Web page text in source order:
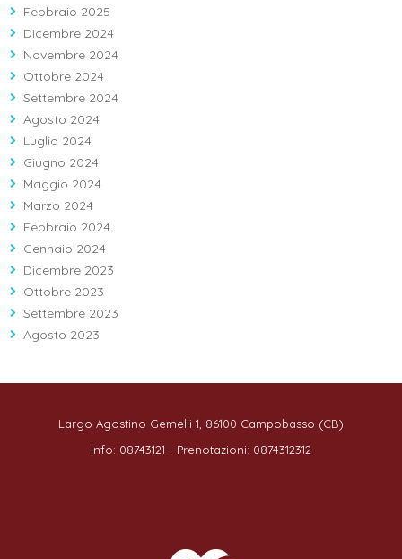
Febbraio 2025
Dicembre 2024
Novembre 2024
Ottobre 2024
Settembre 2024
Agosto 2024
Luglio 2024
Giugno 2024
Maggio 2024
Marzo 2024
Febbraio 2024
Gennaio 2024
Dicembre 2023
Ottobre 2023
Settembre 2023
Agosto 2023
Largo Agostino Gemelli 1, 86100 Campobasso (CB)
Info: 08743121 - Prenotazioni: 0874312312